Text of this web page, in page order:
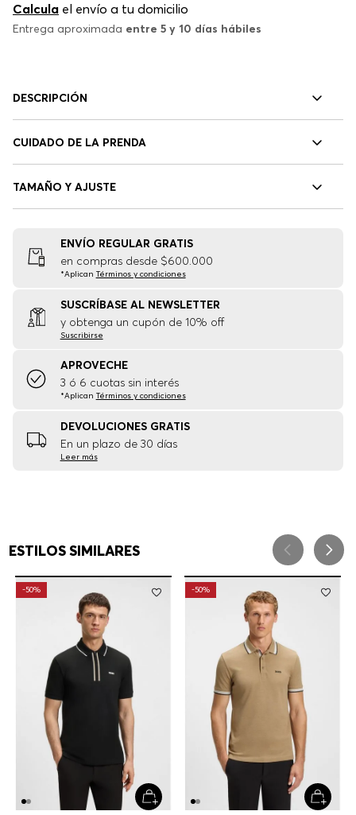
Calcula el envío a tu domicilio
Entrega aproximada entre 5 y 10 días hábiles
DESCRIPCIÓN
CUIDADO DE LA PRENDA
TAMAÑO Y AJUSTE
ENVÍO REGULAR GRATIS
en compras desde $600.000
*Aplican Términos y condiciones
SUSCRÍBASE AL NEWSLETTER
y obtenga un cupón de 10% off
Suscribirse
APROVECHE
3 ó 6 cuotas sin interés
*Aplican Términos y condiciones
DEVOLUCIONES GRATIS
En un plazo de 30 días
Leer más
ESTILOS SIMILARES
-50% -50%